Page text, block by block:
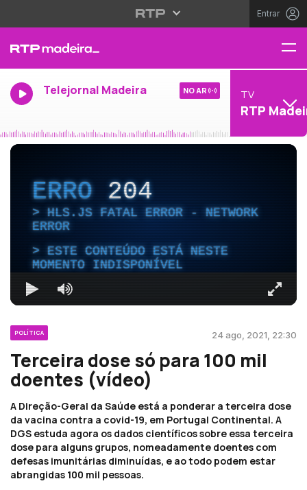
Entrar
Telejornal Madeira NO AR TV
RTP
ERRO204
HLS.JS FATAL ERROR - NETWORK
ERROR
ESTE CONTEÚDO ESTÁ NESTE
MOMENTO INDISPONÍVEL
POLÍTICA 24 ago, 2021, 22:30
Terceira dose só para 100 mil
doentes (vídeo)
A Direção-Geral da Saúde está a ponderar a terceira dose
da vacina contra a covid-19, em Portugal Continental. A
DGS estuda agora os dados científicos sobre essa terceira
dose para alguns grupos, nomeadamente doentes com
defesas imunitárias diminuídas, e ao todo podem estar
abrangidas 100 mil pessoas.